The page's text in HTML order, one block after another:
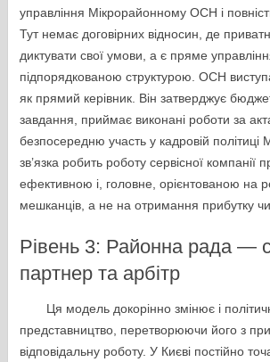
управління Мікрорайонному ОСН і
Тут немає договірних відносин, де
диктувати свої умови, а є пряме
підпорядкованою структурою. ОСН
як прямий керівник. Він затверджує
завдання, приймає виконані роботи за
безпосередню участь у кадровій політиці
зв’язка робить роботу сервісної компанії
ефективною і, головне, орієнтованою на
мешканців, а не на отримання прибутку чи
Рівень 3: Районна рада —
партнер та арбітр
Ця модель докорінно змінює і
представництво, перетворюючи його з
відповідальну роботу. У Києві постійно